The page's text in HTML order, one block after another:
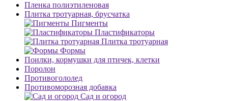
Пленка полиэтиленовая
Плитка тротуарная, брусчатка
Пигменты
Пластификаторы
Плитка тротуарная
Формы
Поилки, кормушки для птичек, клетки
Поролон
Противогололед
Противоморозная добавка
Сад и огород